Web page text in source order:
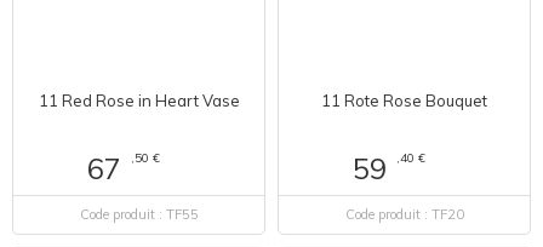
11 Red Rose in Heart Vase
67 ,50 €
Code produit : TF55
11 Rote Rose Bouquet
59 ,40 €
Code produit : TF20